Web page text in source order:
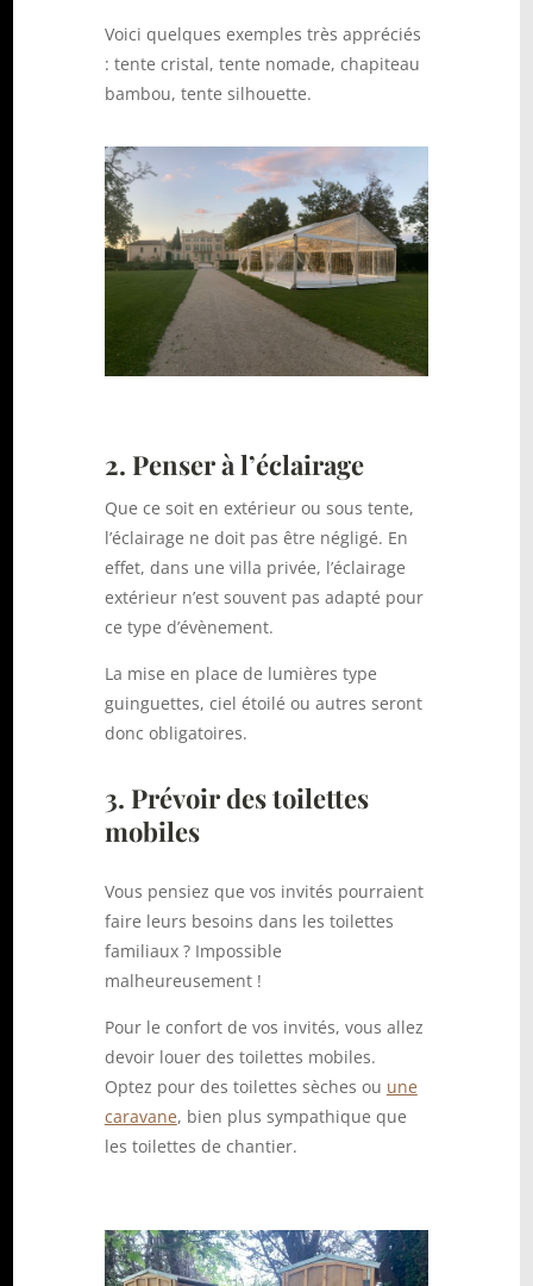
Voici quelques exemples très appréciés
: tente cristal, tente nomade, chapiteau
bambou, tente silhouette.
2. Penser à l’éclairage
Que ce soit en extérieur ou sous tente,
l’éclairage ne doit pas être négligé. En
effet, dans une villa privée, l’éclairage
extérieur n’est souvent pas adapté pour
ce type d’évènement.
La mise en place de lumières type
guinguettes, ciel étoilé ou autres seront
donc obligatoires.
3. Prévoir des toilettes
mobiles
Vous pensiez que vos invités pourraient
faire leurs besoins dans les toilettes
familiaux ? Impossible
malheureusement !
Pour le confort de vos invités, vous allez
devoir louer des toilettes mobiles.
Optez pour des toilettes sèches ou une
caravane, bien plus sympathique que
les toilettes de chantier.